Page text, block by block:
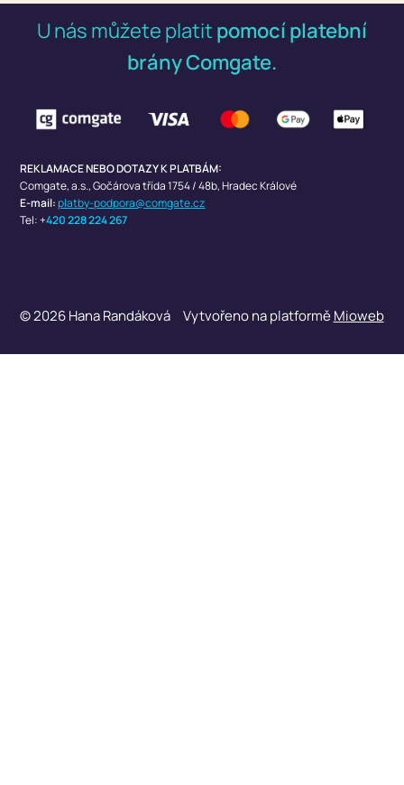
U nás můžete platit pomocí platební
brány Comgate.
REKLAMACE NEBO DOTAZY K PLATBÁM:
Comgate, a.s.,Gočárova třída 1754 / 48b, Hradec Králové
E-mail: platby-podpora@comgate.cz
Tel: +420 228 224 267
© 2026 Hana Randáková Vytvořeno na platforměMioweb